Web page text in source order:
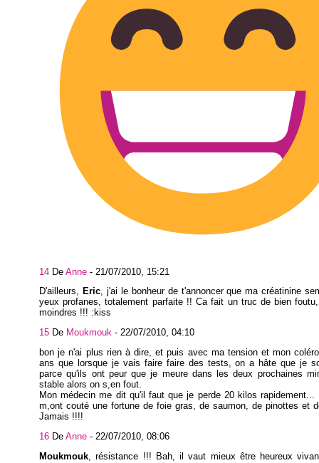
14 De Anne - 21/07/2010, 15:21
D'ailleurs, Eric, j'ai le bonheur de t'annoncer que ma créatinine
yeux profanes, totalement parfaite !! Ca fait un truc de bien
moindres !!! :kiss
15 De Moukmouk - 22/07/2010, 04:10
bon je n'ai plus rien à dire, et puis avec ma tension et mon
ans que lorsque je vais faire faire des tests, on a hâte que je
parce qu'ils ont peur que je meure dans les deux prochaines
stable alors on s,en fout.
Mon médecin me dit qu'il faut que je perde 20 kilos
m,ont couté une fortune de foie gras, de saumon, de pinottes et
Jamais !!!!
16 De Anne - 22/07/2010, 08:06
Moukmouk , résistance !!! Bah, il vaut mieux être heureux